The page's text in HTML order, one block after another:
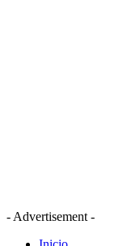
- Advertisement -